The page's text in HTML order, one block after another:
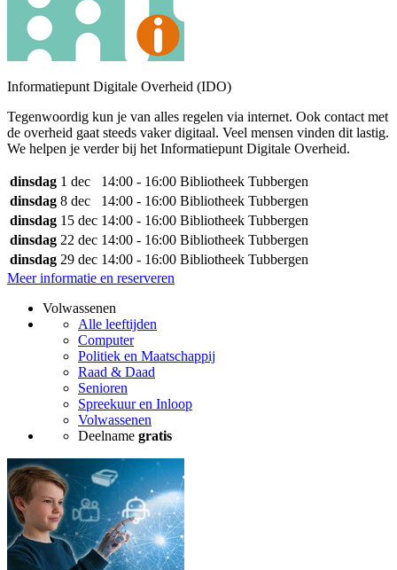
Informatiepunt Digitale Overheid (IDO)
Tegenwoordig kun je van alles regelen via internet. Ook contact met
de overheid gaat steeds vaker digitaal. Veel mensen vinden dit lastig.
We helpen je verder bij het Informatiepunt Digitale Overheid.
dinsdag 1 dec 14:00 - 16:00 Bibliotheek Tubbergen
dinsdag 8 dec 14:00 - 16:00 Bibliotheek Tubbergen
dinsdag 15 dec 14:00 - 16:00 Bibliotheek Tubbergen
dinsdag 22 dec 14:00 - 16:00 Bibliotheek Tubbergen
dinsdag 29 dec 14:00 - 16:00 Bibliotheek Tubbergen
Meer informatie en reserveren
Volwassenen
Alle leeftijden
Computer
Politiek en Maatschappij
Raad & Daad
Senioren
Spreekuur en Inloop
Volwassenen
Deelname gratis